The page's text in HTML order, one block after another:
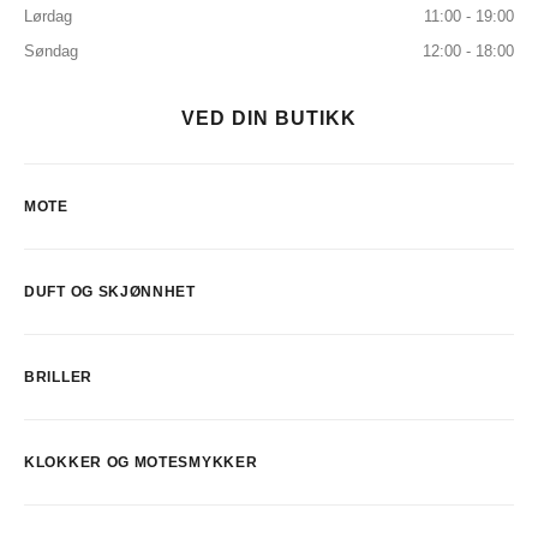
Lørdag
11:00 - 19:00
Søndag
12:00 - 18:00
VED DIN BUTIKK
MOTE
DUFT OG SKJØNNHET
BRILLER
KLOKKER OG MOTESMYKKER